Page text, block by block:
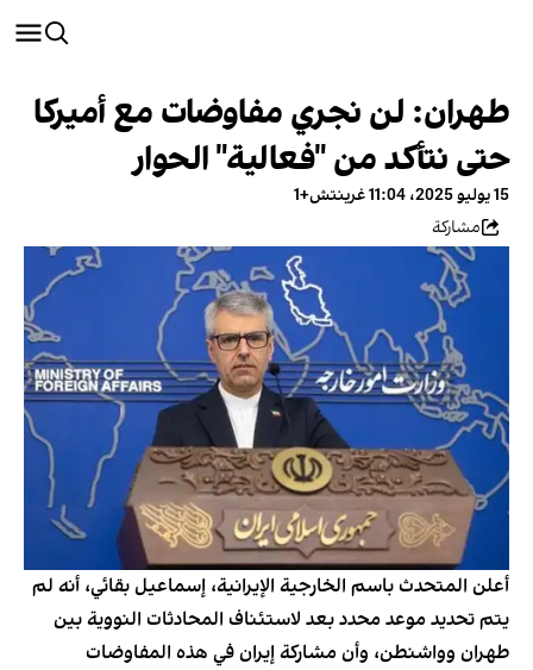
طهران: لن نجري مفاوضات مع أميركا
حتى نتأكد من "فعالية" الحوار
15 يوليو 2025، 11:04 غرينتش+1
مشاركة
أعلن المتحدث باسم الخارجية الإيرانية، إسماعيل بقائي، أنه لم
يتم تحديد موعد محدد بعد لاستئناف المحادثات النووية بين
طهران وواشنطن، وأن مشاركة إيران في هذه المفاوضات